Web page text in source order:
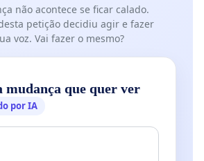
não acontece se ficar calado.
petição decidiu agir e fazer
voz. Vai fazer o mesmo?
mudança que quer ver
por IA